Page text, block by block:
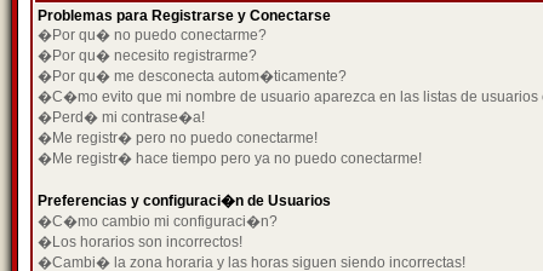
Problemas para Registrarse y Conectarse
�Por qu� no puedo conectarme?
�Por qu� necesito registrarme?
�Por qu� me desconecta autom�ticamente?
�C�mo evito que mi nombre de usuario aparezca en las listas de usuarios
�Perd� mi contrase�a!
�Me registr� pero no puedo conectarme!
�Me registr� hace tiempo pero ya no puedo conectarme!
Preferencias y configuraci�n de Usuarios
�C�mo cambio mi configuraci�n?
�Los horarios son incorrectos!
�Cambi� la zona horaria y las horas siguen siendo incorrectas!